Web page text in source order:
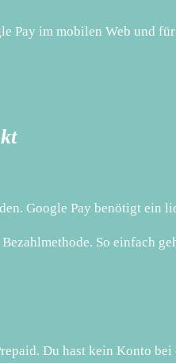
Pay im mobilen Web und
Google Pay benötigt ein
So einfach
Du hast kein Konto